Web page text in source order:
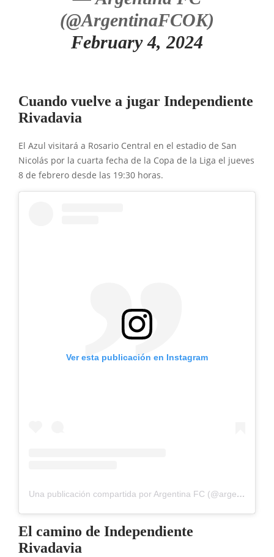
(@ArgentinaFCOK)
February 4, 2024
Cuando vuelve a jugar Independiente
Rivadavia
El Azul visitará a Rosario Central en el estadio de San
Nicolás por la cuarta fecha de la Copa de la Liga el jueves
8 de febrero desde las 19:30 horas.
Ver esta publicación en Instagram
Una publicación compartida por Argentina FC (@argentinafcok1)
El camino de Independiente
Rivadavia